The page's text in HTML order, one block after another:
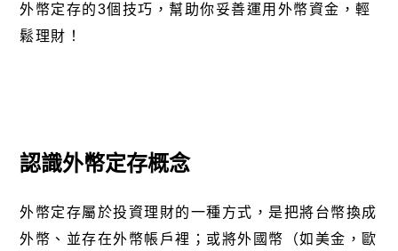
外幣定存的3個技巧，幫助你妥善運用外幣資金，輕
鬆理財！
認識外幣定存概念
外幣定存屬於投資理財的一種方式，是把將台幣換成
外幣、並存在外幣帳戶裡；或將外國幣（如美金，歐